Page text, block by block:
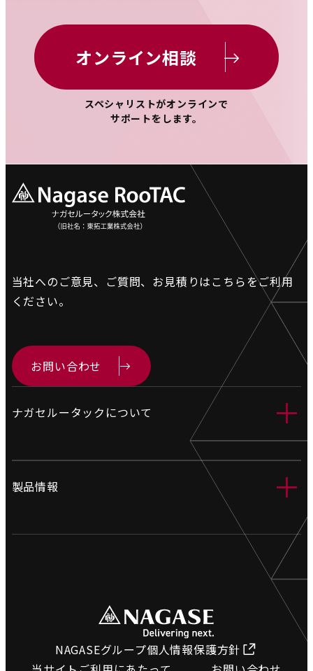
オンライン相談
スペシャリストがオンラインで
サポートをします。
ナガセルータックについて ＋
会社情報
営業拠点
製品情報 ＋
工業用ホース
ホース検索
当社へのご意見、ご質問、お見積りはこちらをご利用
ください。
お問い合わせ
NAGASEグループ個人情報保護方針